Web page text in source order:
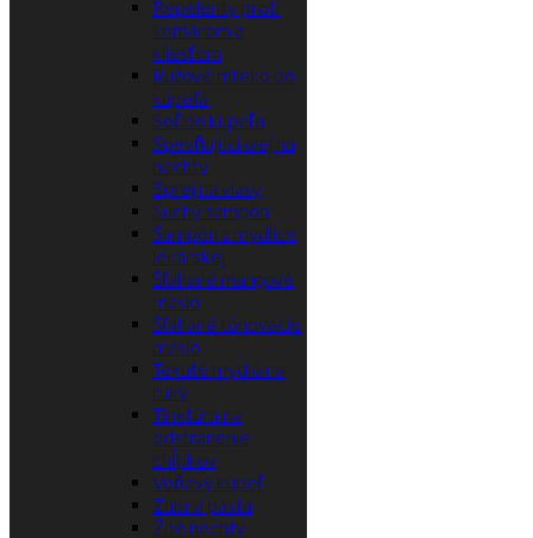
Repelenty proti
komárom a
kliešťom
Ružové mlieko do
kúpeľa
Soľ do kúpeľa
Spevňujúci olej na
nechty
Sprej na vlasy
Suchý šampón
Šampón z mydlice
lekárskej
Šľahané mangové
maslo
Šľahané tónovacie
maslo
Tekuté mydlo na
ruky
Tinktúra na
odstránenie
chĺpkov
Voňavý kúpeľ
Zubná pasta
Žlté nechty